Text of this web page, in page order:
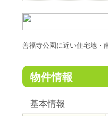
善福寺公園に近い住宅地・
物件情報
基本情報